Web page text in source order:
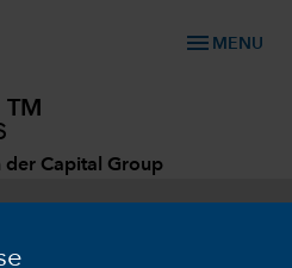
menu MENU
TM
der Capital Group